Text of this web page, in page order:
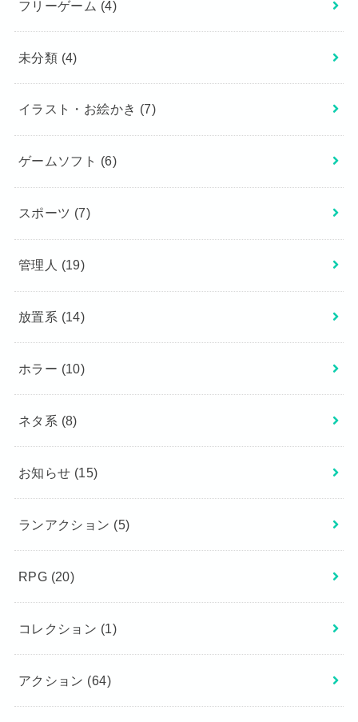
フリーゲーム (4)
未分類 (4)
イラスト・お絵かき (7)
ゲームソフト (6)
スポーツ (7)
管理人 (19)
放置系 (14)
ホラー (10)
ネタ系 (8)
お知らせ (15)
ランアクション (5)
RPG (20)
コレクション (1)
アクション (64)